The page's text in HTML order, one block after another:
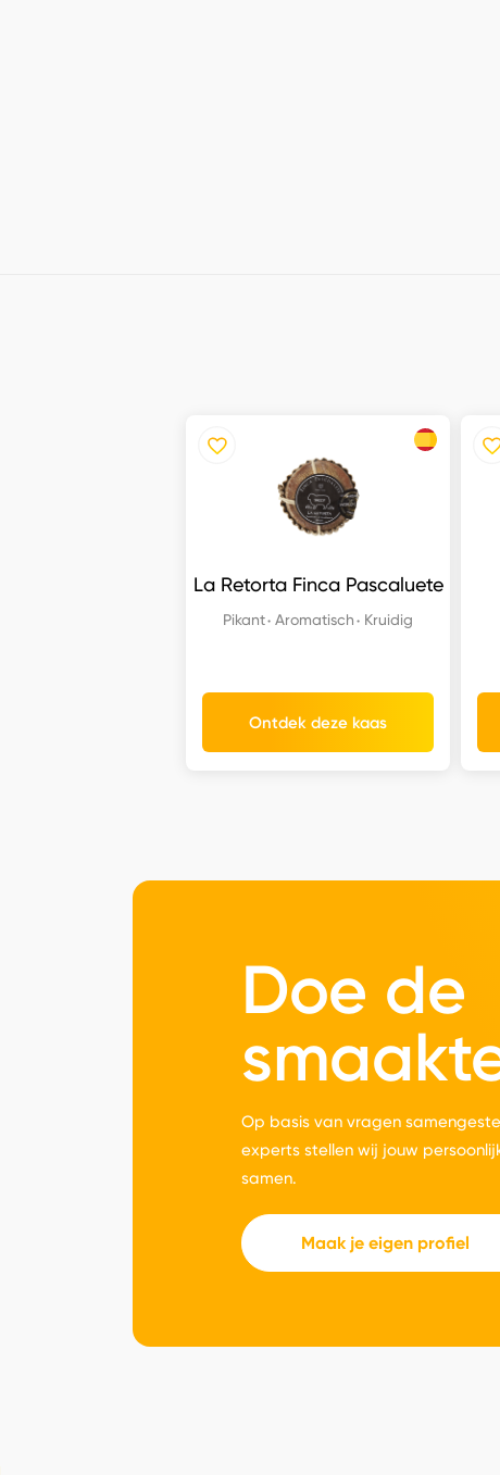
La Retorta Finca Pascaluete
Pikant Aromatisch Kruidig
Ontdek deze kaas
Doe de
Op basis van vragen
experts stellen wij jouw
samen.
Maak je eigen profiel